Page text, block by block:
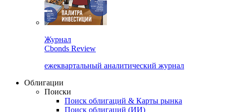
Cbonds Review
ежеквартальный аналитический журнал